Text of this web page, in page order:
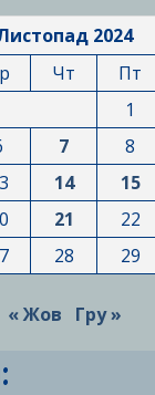
2024
Чт Пт
1
7 8
14 15
21 22
28 29
« Жов Гру »